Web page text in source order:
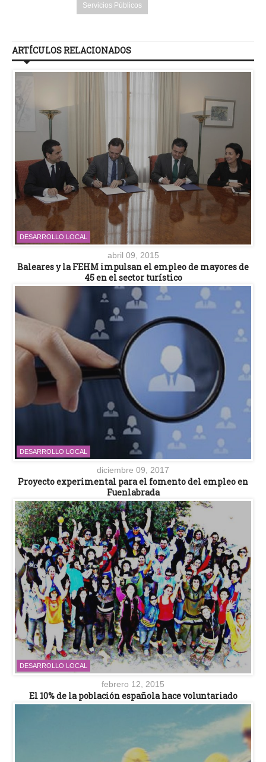
Servicios Públicos
ARTÍCULOS RELACIONADOS
DESARROLLO LOCAL
abril 09, 2015
Baleares y la FEHM impulsan el empleo de mayores de
45 en el sector turístico
DESARROLLO LOCAL
diciembre 09, 2017
Proyecto experimental para el fomento del empleo en
Fuenlabrada
DESARROLLO LOCAL
febrero 12, 2015
El 10% de la población española hace voluntariado